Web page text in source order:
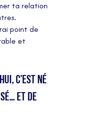
ta relation
point de
et
c’est né
et de